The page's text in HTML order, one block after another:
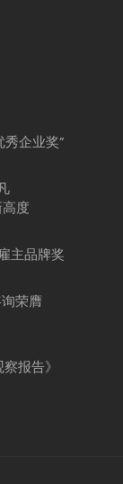
企业奖”
高度
主品牌奖
荣膺
报告》